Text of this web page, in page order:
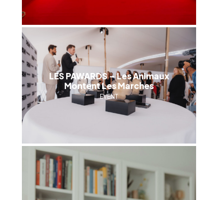
LES PAWARDS – Les Animaux
Montent Les Marches
EVENT